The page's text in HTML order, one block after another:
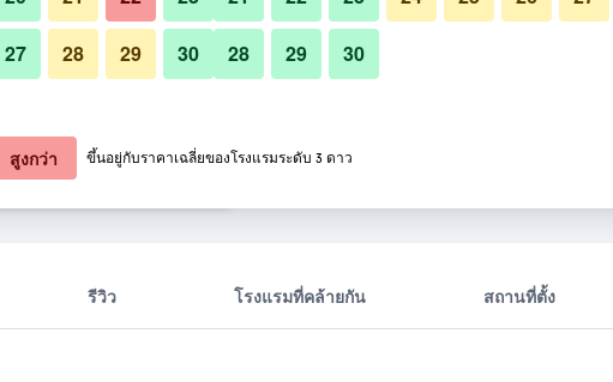
เช็คดีล
23 รายการ
รูปภาพของ ซานวอนท์เรสซิเดนเซส ไทเป
รีวิว โรงแรมที่คล้ายกัน สถานที่ตั้ง
27 28 29 30 28 29 30
สูงกว่า ขึ้นอยู่กับราคาเฉลี่ยของโรงแรมระดับ 3 ดาว